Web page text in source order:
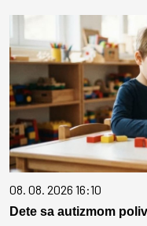
08. 08. 2026 16:10
Dete sa autizmom